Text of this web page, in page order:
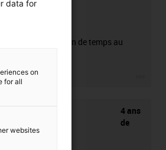
50% de gain de temps au
4 ans
de
data for
on
for all
websites